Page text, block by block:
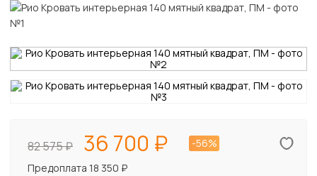
82 575 36 700
-56%
Предоплата 18 350 ₽